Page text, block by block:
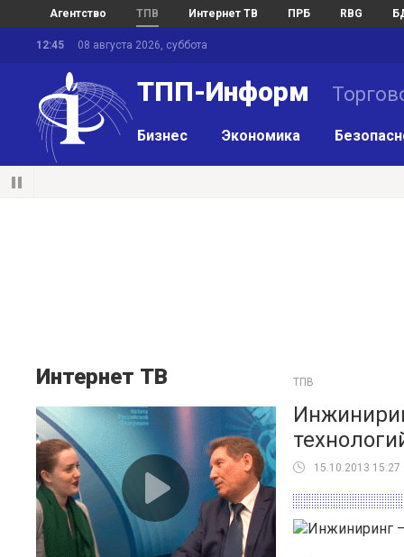
Агентство ТПВ Интернет ТВ ПРБ RBG
12:45 08 августа 2026, суббота
ТПП-Информ
Бизнес Экономика
Интернет ТВ ТПВ
15.10.2013 15:27